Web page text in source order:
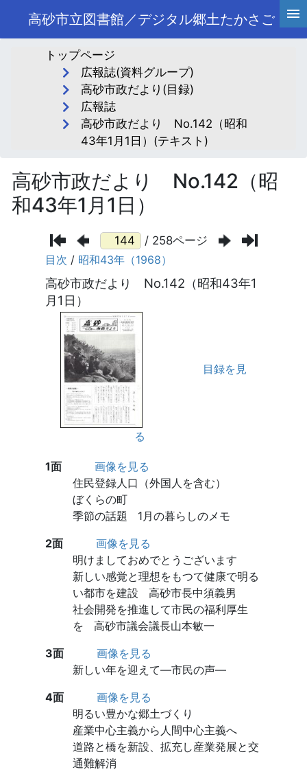
高砂市立図書館／デジタル郷土たかさご
トップページ
広報誌(資料グループ)
高砂市政だより(目録)
広報誌
高砂市政だより No.142（昭和
43年1月1日）(テキスト)
高砂市政だより No.142（昭
和43年1月1日）
/ 258ページ